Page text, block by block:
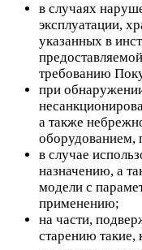
в случаях
эксплуатации,
указанных в
требованию
при
а также
оборудованием,
в случае
назначению, а
модели с
применению;
на части,
старению такие,